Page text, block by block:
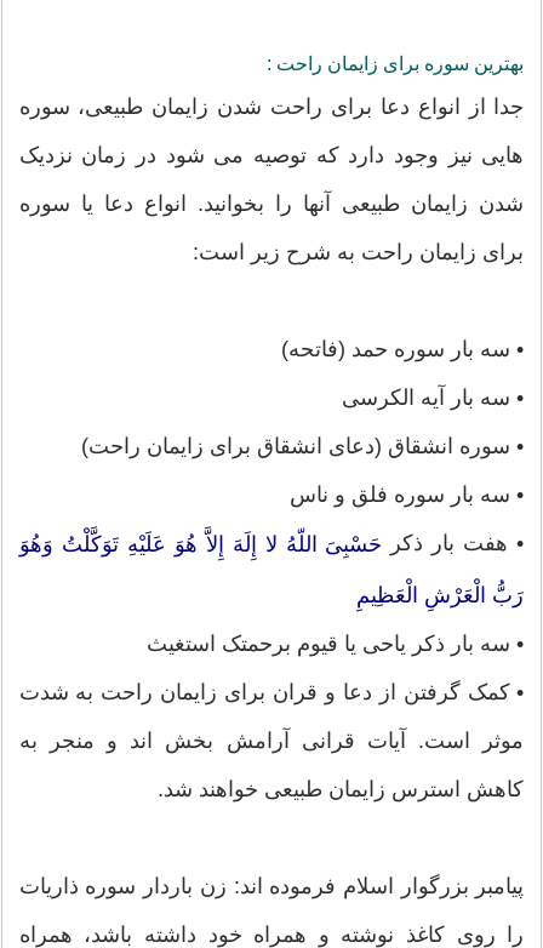
بهترین سوره برای زایمان راحت :
جدا از انواع دعا برای راحت شدن زایمان طبیعی، سوره
هایی نیز وجود دارد که توصیه می شود در زمان نزدیک
شدن زایمان طبیعی آنها را بخوانید. انواع دعا یا سوره
برای زایمان راحت به شرح زیر است:
• سه بار سوره حمد (فاتحه)
• سه بار آیه الکرسی
• سوره انشقاق (دعای انشقاق برای زایمان راحت)
• سه بار سوره فلق و ناس
• هفت بار ذکر حَسْبِیَ اللّهُ لا إِلَهَ إِلاَّ هُوَ عَلَیْهِ تَوَکَّلْتُ وَهُوَ
رَبُّ الْعَرْشِ الْعَظِیمِ
• سه بار ذکر یاحی یا قیوم برحمتک استغیث
• کمک گرفتن از دعا و قران برای زایمان راحت به شدت
موثر است. آیات قرانی آرامش بخش اند و منجر به
کاهش استرس زایمان طبیعی خواهند شد.
پیامبر بزرگوار اسلام فرموده اند: زن باردار سوره ذاریات
را روی کاغذ نوشته و همراه خود داشته باشد، همراه